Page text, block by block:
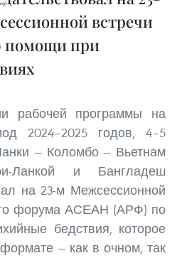
встречи
помощи при
рабочей программы на
2024–2025 годов, 4–5
— Коломбо — Вьетнам
Ланкой и Бангладеш
на 23-м Межсессионной
форума АСЕАН (АРФ) по
бедствия, которое
— как в очном, так